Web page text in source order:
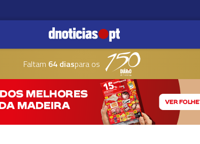
Faltam 64 diaspara os